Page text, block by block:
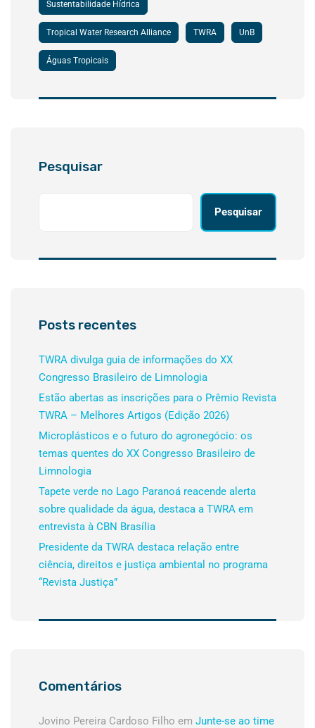
Sustentabilidade Hídrica
Tropical Water Research Alliance TWRA UnB
Águas Tropicais
Pesquisar
Pesquisar
Posts recentes
TWRA divulga guia de informações do XX
Congresso Brasileiro de Limnologia
Estão abertas as inscrições para o Prêmio Revista
TWRA – Melhores Artigos (Edição 2026)
Microplásticos e o futuro do agronegócio: os
temas quentes do XX Congresso Brasileiro de
Limnologia
Tapete verde no Lago Paranoá reacende alerta
sobre qualidade da água, destaca a TWRA em
entrevista à CBN Brasília
Presidente da TWRA destaca relação entre
ciência, direitos e justiça ambiental no programa
“Revista Justiça”
Comentários
Jovino Pereira Cardoso Filho em Junte-se ao time